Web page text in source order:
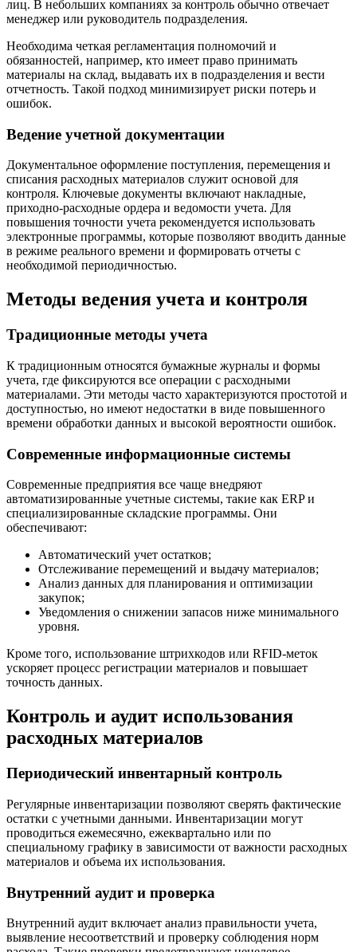
лиц. В небольших компаниях за контроль обычно отвечает
менеджер или руководитель подразделения.
Необходима четкая регламентация полномочий и
обязанностей, например, кто имеет право принимать
материалы на склад, выдавать их в подразделения и вести
отчетность. Такой подход минимизирует риски потерь и
ошибок.
Ведение учетной документации
Документальное оформление поступления, перемещения и
списания расходных материалов служит основой для
контроля. Ключевые документы включают накладные,
приходно-расходные ордера и ведомости учета. Для
повышения точности учета рекомендуется использовать
электронные программы, которые позволяют вводить данные
в режиме реального времени и формировать отчеты с
необходимой периодичностью.
Методы ведения учета и контроля
Традиционные методы учета
К традиционным относятся бумажные журналы и формы
учета, где фиксируются все операции с расходными
материалами. Эти методы часто характеризуются простотой и
доступностью, но имеют недостатки в виде повышенного
времени обработки данных и высокой вероятности ошибок.
Современные информационные системы
Современные предприятия все чаще внедряют
автоматизированные учетные системы, такие как ERP и
специализированные складские программы. Они
обеспечивают:
Автоматический учет остатков;
Отслеживание перемещений и выдачу материалов;
Анализ данных для планирования и оптимизации
закупок;
Уведомления о снижении запасов ниже минимального
уровня.
Кроме того, использование штрихкодов или RFID-меток
ускоряет процесс регистрации материалов и повышает
точность данных.
Контроль и аудит использования
расходных материалов
Периодический инвентарный контроль
Регулярные инвентаризации позволяют сверять фактические
остатки с учетными данными. Инвентаризации могут
проводиться ежемесячно, ежеквартально или по
специальному графику в зависимости от важности расходных
материалов и объема их использования.
Внутренний аудит и проверка
Внутренний аудит включает анализ правильности учета,
выявление несоответствий и проверку соблюдения норм